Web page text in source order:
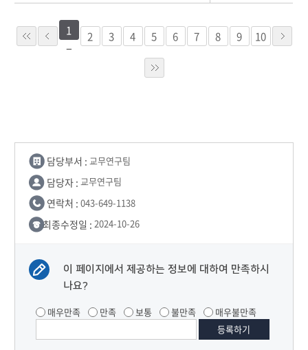
1 2 3 4 5 6 7 8 9 10
담당부서 : 교무연구팀
담당자 : 교무연구팀
연락처 : 043-649-1138
최종수정일 : 2024-10-26
이 페이지에서 제공하는 정보에 대하여 만족하시
나요?
매우만족 만족 보통 불만족 매우불만족